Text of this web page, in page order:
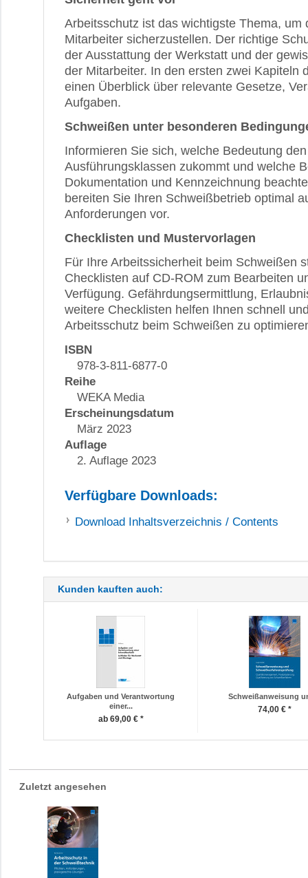
Arbeitsschutz ist das wichtigste Thema, um
Mitarbeiter sicherzustellen. Der richtige
der Ausstattung der Werkstatt und der
der Mitarbeiter. In den ersten zwei Kapiteln
einen Überblick über relevante Gesetze,
Aufgaben.
Schweißen unter besonderen
Informieren Sie sich, welche Bedeutung
Ausführungsklassen zukommt und welche
Dokumentation und Kennzeichnung
bereiten Sie Ihren Schweißbetrieb optimal
Anforderungen vor.
Checklisten und Mustervorlagen
Für Ihre Arbeitssicherheit beim Schweißen
Checklisten auf CD-ROM zum Bearbeiten
Verfügung. Gefährdungsermittlung,
weitere Checklisten helfen Ihnen schnell
Arbeitsschutz beim Schweißen zu
ISBN
978-3-811-6877-0
Reihe
WEKA Media
Erscheinungsdatum
März 2023
Auflage
2. Auflage 2023
Verfügbare Downloads:
Download Inhaltsverzeichnis / Contents
Kunden kauften auch:
Aufgaben und Verantwortung
einer...
ab 69,00 € *
Schweißanweisung
74,00 € *
Zuletzt angesehen